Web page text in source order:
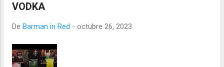
VODKA
De Barman in Red - octubre 26, 2023